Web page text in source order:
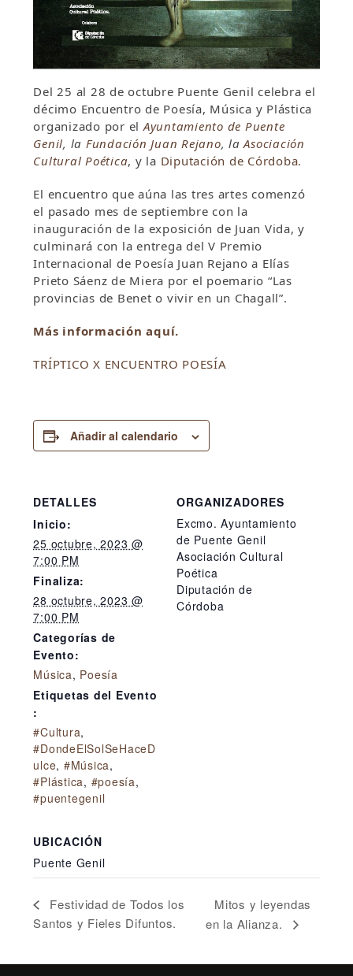
Del 25 al 28 de octubre Puente Genil celebra el
décimo Encuentro de Poesía, Música y Plástica
organizado por elAyuntamiento de Puente
Genil, la Fundación Juan Rejano, la Asociación
Cultural Poética, y la Diputación de Córdoba.
El encuentro que aúna las tres artes comenzó
el pasado mes de septiembre con la
inauguración de la exposición de Juan Vida, y
culminará con la entrega del V Premio
Internacional de Poesía Juan Rejano a Elías
Prieto Sáenz de Miera por el poemario “Las
provincias de Benet o vivir en un Chagall”.
Más información aquí.
TRÍPTICO X ENCUENTRO POESÍA
Añadir al calendario
DETALLES
Inicio:
25 octubre, 2023 @
7:00 PM
Finaliza:
28 octubre, 2023 @
7:00 PM
Categorías de
Evento:
Música, Poesía
Etiquetas del Evento
:
#Cultura,
#DondeElSolSeHaceD
ulce, #Música,
#Plástica, #poesía,
#puentegenil
ORGANIZADORES
Excmo. Ayuntamiento
de Puente Genil
Asociación Cultural
Poética
Diputación de
Córdoba
UBICACIÓN
Puente Genil
Festividad de Todos los
Santos y Fieles Difuntos.
Mitos y leyendas
en la Alianza.